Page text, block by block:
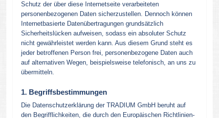
Schutz der über diese Internetseite verarbeiteten
personenbezogenen Daten sicherzustellen. Dennoch können
Internetbasierte Datenübertragungen grundsätzlich
Sicherheitslücken aufweisen, sodass ein absoluter Schutz
nicht gewährleistet werden kann. Aus diesem Grund steht es
jeder betroffenen Person frei, personenbezogene Daten auch
auf alternativen Wegen, beispielsweise telefonisch, an uns zu
übermitteln.
1. Begriffsbestimmungen
Die Datenschutzerklärung der TRADIUM GmbH beruht auf
den Begrifflichkeiten, die durch den Europäischen Richtlinien-